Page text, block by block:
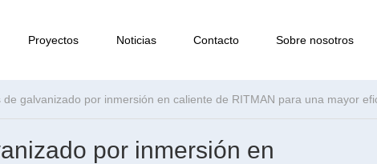
Proyectos Noticias Contacto Sobre nosotros
galvanizado por inmersión en caliente de RITMAN para una mayor
por inmersión en